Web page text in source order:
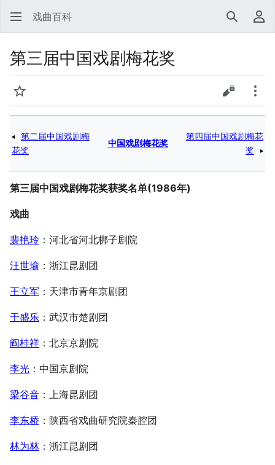
戏曲百科 搜索 用
第三届中国戏剧梅花奖
监视 查看源代
更多
第二届中国戏剧梅
花奖
中国戏剧梅花奖
第四届中国戏剧梅花
奖
第三届中国戏剧梅花奖获奖名单(1986年)
戏曲
裴艳玲 ：河北省河北梆子剧院
汪世瑜 ：浙江昆剧团
王立军 ：天津市青年京剧团
于盛乐 ：武汉市楚剧团
阎桂祥 ：北京京剧院
李光 ：中国京剧院
梁谷音 ：上海昆剧团
李东桥 ：陕西省戏曲研究院秦腔团
林为林 ：浙江昆剧团